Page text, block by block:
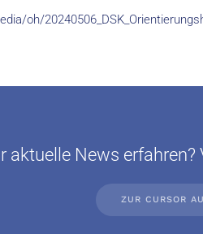
oh/
aktuelle News
ZUR CURSOR